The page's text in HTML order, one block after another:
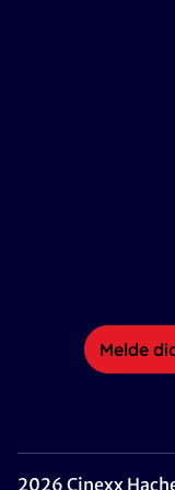
Melde
2026 Cinexx